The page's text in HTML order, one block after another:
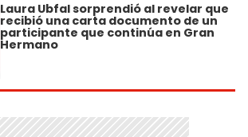
Laura Ubfal sorprendió al revelar que
recibió una carta documento de un
participante que continúa en Gran
Hermano